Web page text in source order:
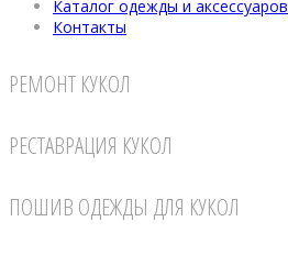
Каталог одежды и аксессуаров
Контакты
РЕМОНТ КУКОЛ
РЕСТАВРАЦИЯ КУКОЛ
ПОШИВ ОДЕЖДЫ ДЛЯ КУКОЛ